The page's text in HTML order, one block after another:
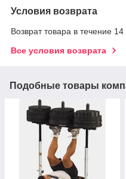
Условия возврата
Возврат товара в течение
Все условия возврата
Подобные товары